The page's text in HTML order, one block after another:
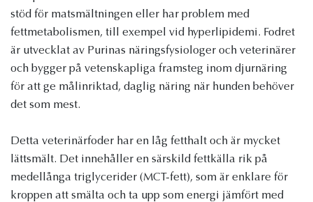
stöd för matsmältningen eller har problem med
fettmetabolismen, till exempel vid hyperlipidemi. Fodret
är utvecklat av Purinas näringsfysiologer och veterinärer
och bygger på vetenskapliga framsteg inom djurnäring
för att ge målinriktad, daglig näring när hunden behöver
det som mest.
Detta veterinärfoder har en låg fetthalt och är mycket
lättsmält. Det innehåller en särskild fettkälla rik på
medellånga triglycerider (MCT-fett), som är enklare för
kroppen att smälta och ta upp som energi jämfört med